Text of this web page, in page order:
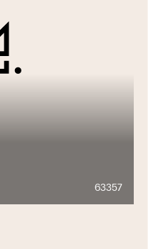
63357